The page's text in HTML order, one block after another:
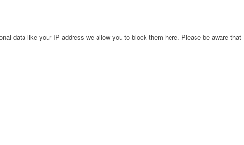
data like your IP address we allow you to block them here. Please be aware that